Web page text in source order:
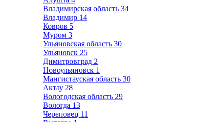
Владимирская область 34
Владимир 14
Ковров 5
Муром 3
Ульяновская область 30
Ульяновск 25
Димитровград 2
Новоульяновск 1
Мангистауская область 30
Актау 28
Вологодская область 29
Вологда 13
Череповец 11